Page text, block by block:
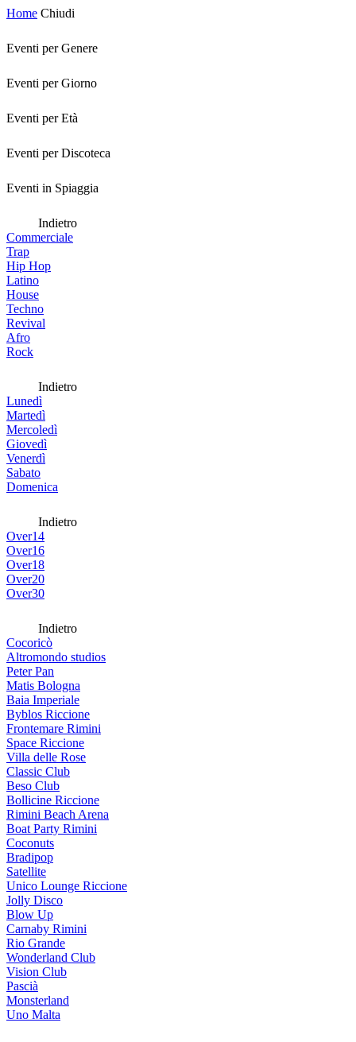
Home Chiudi
Eventi per Genere
Eventi per Giorno
Eventi per Età
Eventi per Discoteca
Eventi in Spiaggia
Indietro
Commerciale
Trap
Hip Hop
Latino
House
Techno
Revival
Afro
Rock
Indietro
Lunedì
Martedì
Mercoledì
Giovedì
Venerdì
Sabato
Domenica
Indietro
Over14
Over16
Over18
Over20
Over30
Indietro
Cocoricò
Altromondo studios
Peter Pan
Matis Bologna
Baia Imperiale
Byblos Riccione
Frontemare Rimini
Space Riccione
Villa delle Rose
Classic Club
Beso Club
Bollicine Riccione
Rimini Beach Arena
Boat Party Rimini
Coconuts
Bradipop
Satellite
Unico Lounge Riccione
Jolly Disco
Blow Up
Carnaby Rimini
Rio Grande
Wonderland Club
Vision Club
Pascià
Monsterland
Uno Malta